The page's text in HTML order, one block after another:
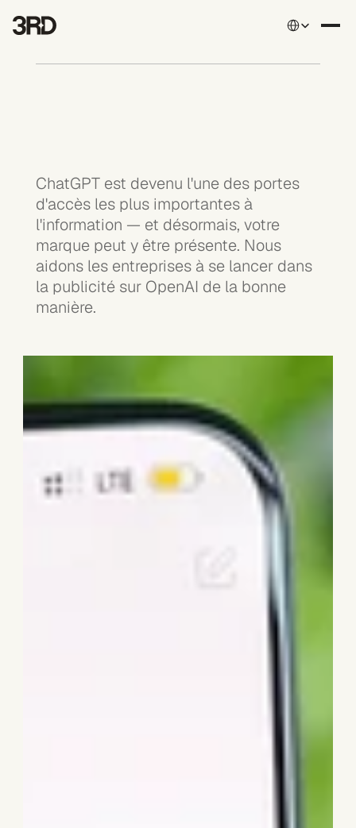
Select Language
ChatGPT est devenu l'une des portes
d'accès les plus importantes à
l'information — et désormais, votre
marque peut y être présente. Nous
aidons les entreprises à se lancer dans
la publicité sur OpenAI de la bonne
manière.